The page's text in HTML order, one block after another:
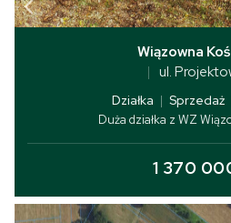
Wiązowna
ul.
Działka | Sprzedaż
Duża działka z WZ
1 370